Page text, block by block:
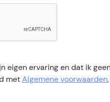
eigen ervaring en dat ik
metAlgemene voorwaarden